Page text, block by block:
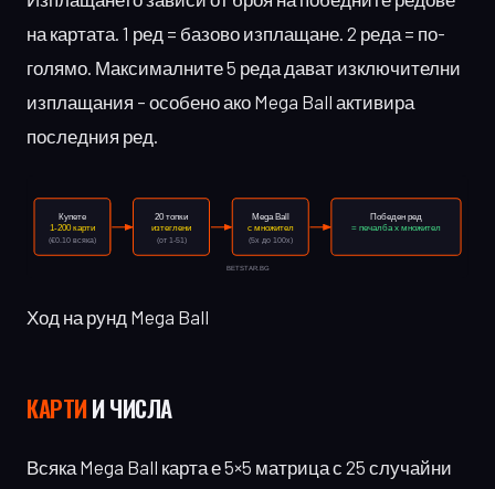
на картата. 1 ред = базово изплащане. 2 реда = по-
голямо. Максималните 5 реда дават изключителни
изплащания – особено ако Mega Ball активира
последния ред.
Ход на рунд Mega Ball
КАРТИИ ЧИСЛА
Всяка Mega Ball карта е 5×5 матрица с 25 случайни